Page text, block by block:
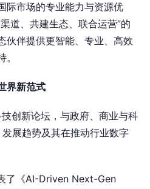
际市场的专业能力与资源优
道、共建生态、联合运营”的
伙伴提供更智能、专业、高效
界新范式
创新论坛，与政府、商业与科
展趋势及其在推动行业数字
了《AI-Driven Next-Gen